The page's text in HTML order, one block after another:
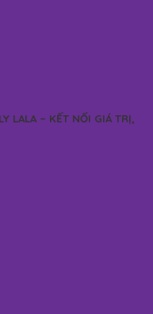
LALA – KẾT NỐI GIÁ TRỊ,